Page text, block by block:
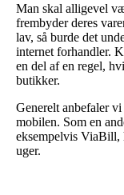
Man skal alligevel
frembyder deres
lav, så burde det
internet forhandler.
en del af en regel,
butikker.
Generelt anbefaler
mobilen. Som en
eksempelvis ViaBill,
uger.